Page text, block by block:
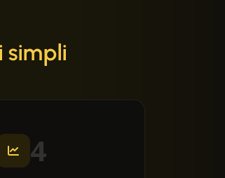
simpli
4